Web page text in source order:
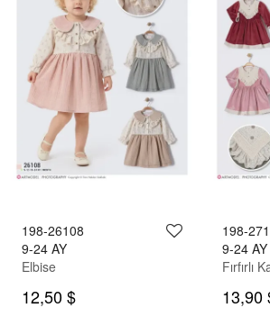
198-26108
9-24 AY
Elbise
12,50 $
198-
9-24 AY
Fırfırlı
13,90